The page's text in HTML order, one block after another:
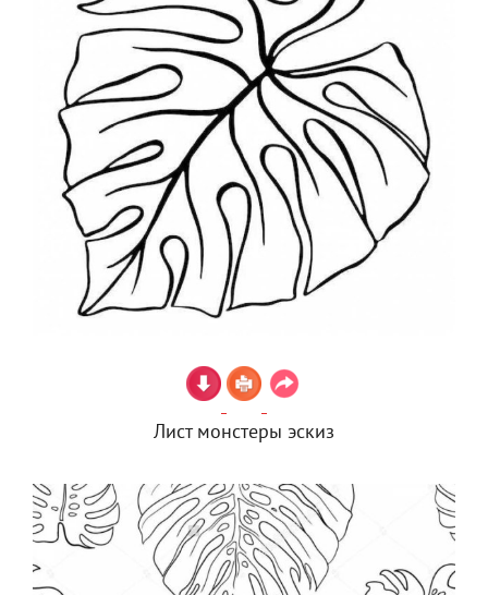
Лист монстеры эскиз